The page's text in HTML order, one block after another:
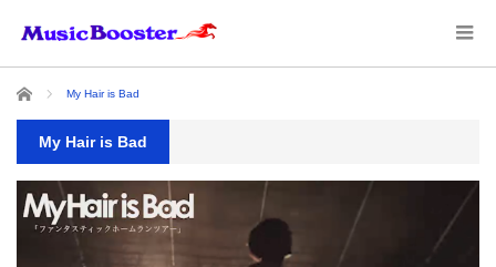
ホーム My Hair is Bad
My Hair is Bad